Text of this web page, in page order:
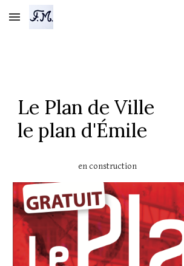
Skip to main content
Le Plan de Ville
le plan d'Émile
en construction